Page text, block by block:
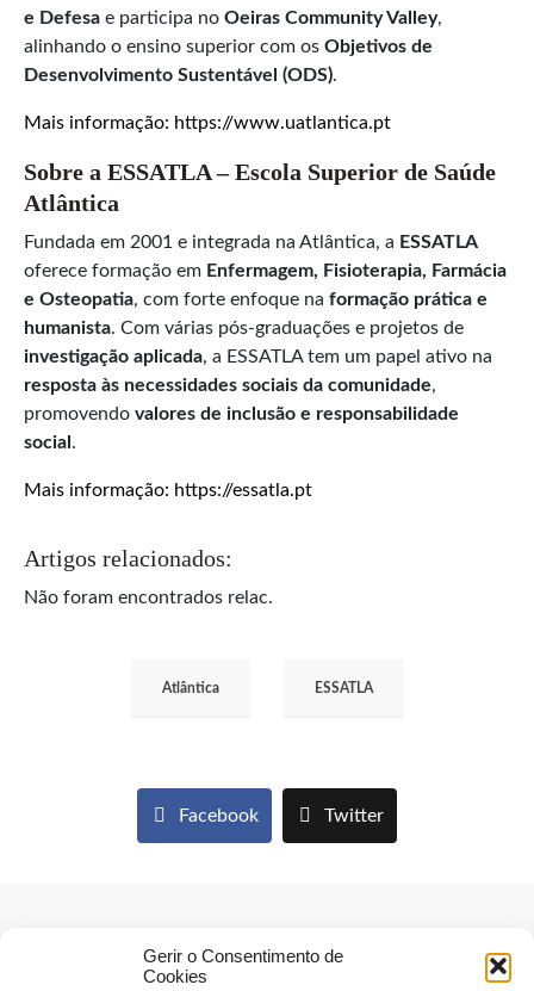
Gerir o Consentimento de
Cookies
e Defesa e participa no Oeiras Community Valley,
alinhando o ensino superior com os Objetivos de
Desenvolvimento Sustentável (ODS).
Mais informação: https://www.uatlantica.pt
Sobre a ESSATLA – Escola Superior de Saúde
Atlântica
Fundada em 2001 e integrada na Atlântica, a ESSATLA
oferece formação em Enfermagem, Fisioterapia, Farmácia
e Osteopatia, com forte enfoque na formação prática e
humanista. Com várias pós-graduações e projetos de
investigação aplicada, a ESSATLA tem um papel ativo na
resposta às necessidades sociais da comunidade,
promovendo valores de inclusão e responsabilidade
social .
Mais informação: https://essatla.pt
Artigos relacionados:
Não foram encontrados relac.
Atlântica ESSATLA
Facebook Twitter